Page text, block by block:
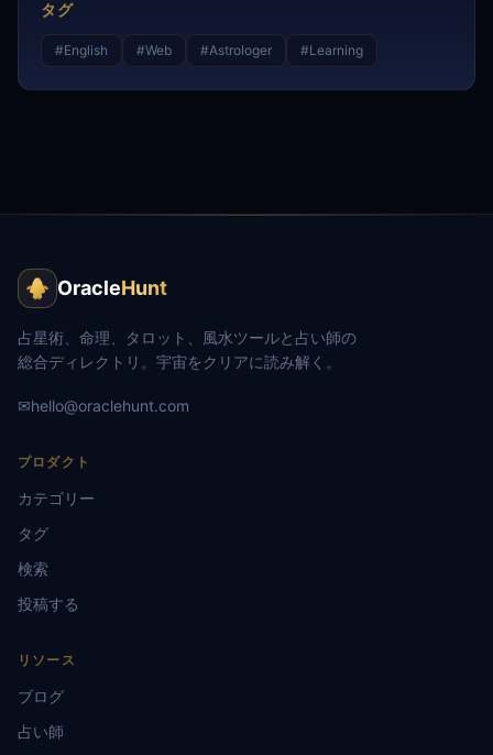
タグ
#English #Web #Astrologer #Learning
OracleHunt
占星術、命理、タロット、風水ツールと占い師の
総合ディレクトリ。宇宙をクリアに読み解く。
✉hello@oraclehunt.com
プロダクト
カテゴリー
タグ
検索
投稿する
リソース
ブログ
占い師